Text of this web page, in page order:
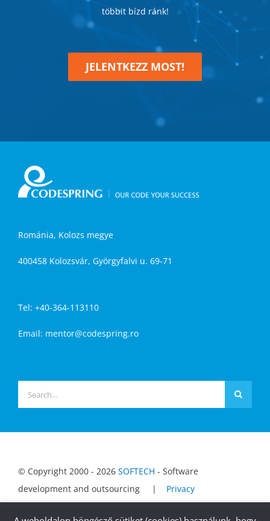
többit bízd ránk!
JELENTKEZZ MOST!
Románia, Kolozs megye
400458 Kolozsvár, Györgyfalvi u. 69-71
Tel: +40-364-113110
Email: mentor@codespring.ro
Keresés...
© Copyright 2000 - 2026 SOFTECH - Software
development and outsourcing | Privacy
Notice|Codespring website